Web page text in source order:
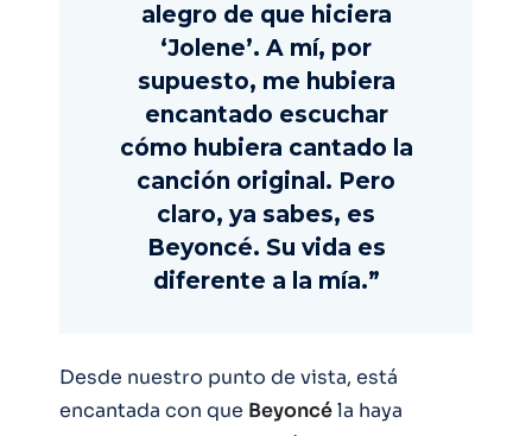
alegro de que hiciera
‘Jolene’. A mí, por
supuesto, me hubiera
encantado escuchar
cómo hubiera cantado la
canción original. Pero
claro, ya sabes, es
Beyoncé. Su vida es
diferente a la mía.”
Desde nuestro punto de vista, está
encantada con que Beyoncéla haya